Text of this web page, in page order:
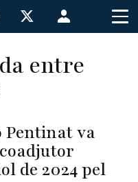
Menú
de
cuenta
de
entre
Pentinat va
de 2024 pel